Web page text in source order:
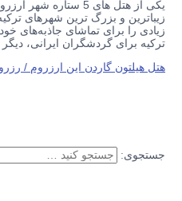
یکی از هتل‌ های 5
زیباترین و بزرگ ترین شهرهای
زیادی را برای تماشای جاذبه‌های
ترکیه برای گردشگران ایرانی، دیگر
هتل هیلتون گاردن این ارزروم /
جستجوی: